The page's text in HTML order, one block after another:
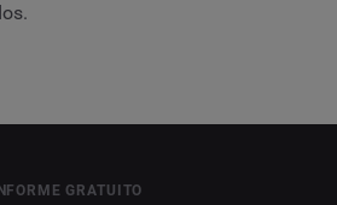
GRATUITO